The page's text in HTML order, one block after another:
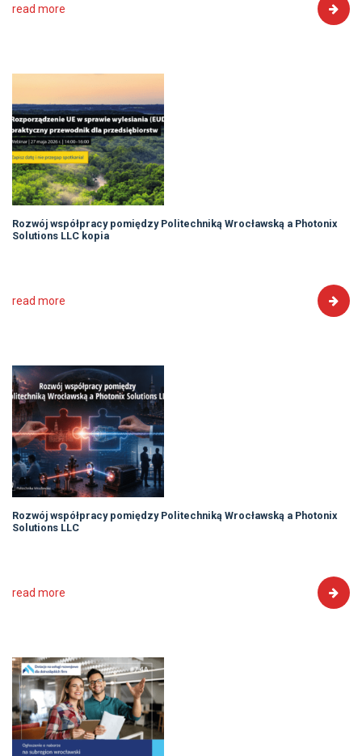
read more
Rozwój współpracy pomiędzy Politechniką Wrocławską a Photonix
Solutions LLC kopia
read more
Rozwój współpracy pomiędzy Politechniką Wrocławską a Photonix
Solutions LLC
read more